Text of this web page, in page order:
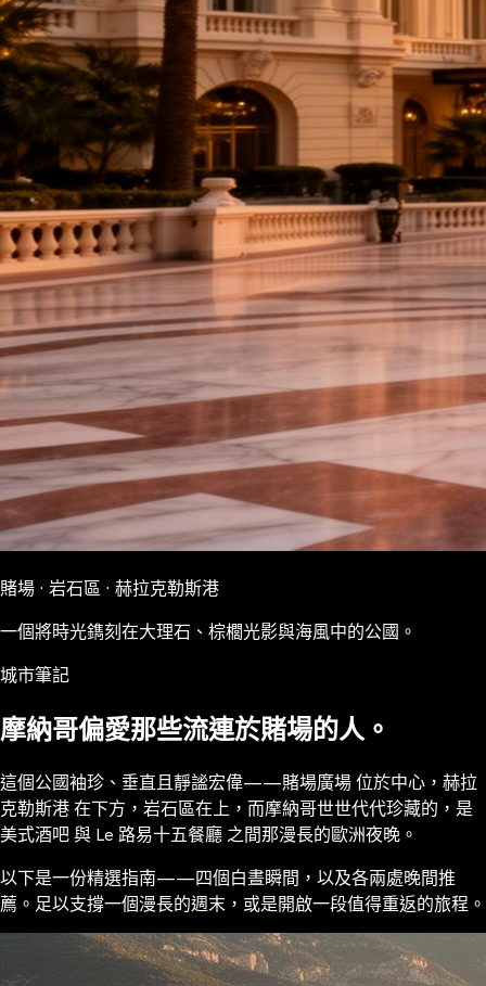
賭場 · 岩石區 · 赫拉克勒斯港
一個將時光鐫刻在大理石、棕櫚光影與海風中的公國。
城市筆記
摩納哥偏愛那些流連於賭場的人。
這個公國袖珍、垂直且靜謐宏偉——賭場廣場 位於中心，赫拉
克勒斯港 在下方，岩石區在上，而摩納哥世世代代珍藏的，是
美式酒吧 與 Le 路易十五餐廳 之間那漫長的歐洲夜晚。
以下是一份精選指南——四個白晝瞬間，以及各兩處晚間推
薦。足以支撐一個漫長的週末，或是開啟一段值得重返的旅程。